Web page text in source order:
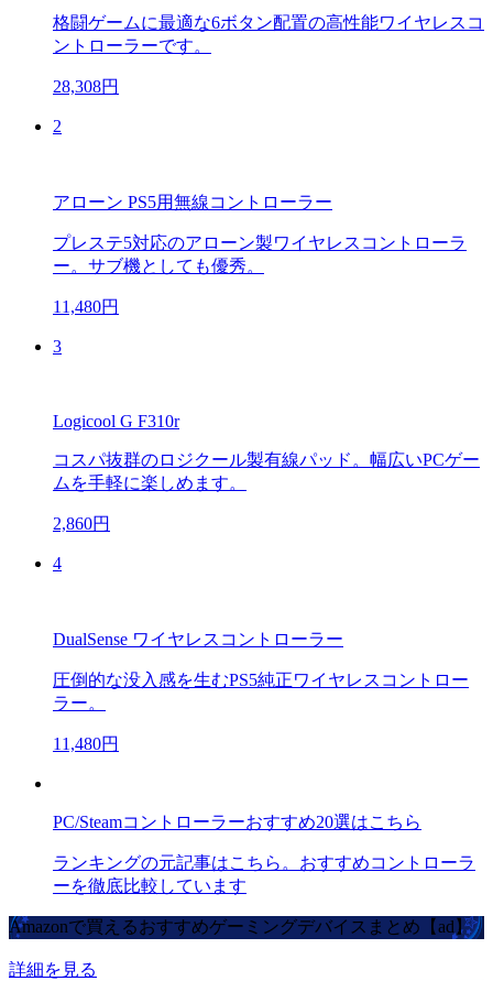
格闘ゲームに最適な6ボタン配置の高性能ワイヤレスコ
ントローラーです。
28,308円
2
アローン PS5用無線コントローラー
プレステ5対応のアローン製ワイヤレスコントローラ
ー。サブ機としても優秀。
11,480円
3
Logicool G F310r
コスパ抜群のロジクール製有線パッド。幅広いPCゲー
ムを手軽に楽しめます。
2,860円
4
DualSense ワイヤレスコントローラー
圧倒的な没入感を生むPS5純正ワイヤレスコントロー
ラー。
11,480円
PC/Steamコントローラーおすすめ20選はこちら
ランキングの元記事はこちら。おすすめコントローラ
ーを徹底比較しています
Amazonで買えるおすすめゲーミングデバイスまとめ【ad】
詳細を見る